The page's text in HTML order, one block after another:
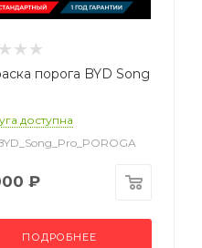
порога BYD Song
доступна
₽
ПОДРОБНЕЕ